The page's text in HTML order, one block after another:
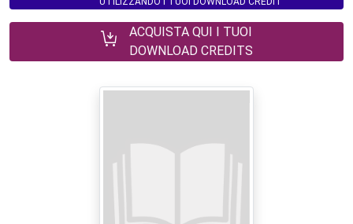
ACQUISTA QUI I TUOI
DOWNLOAD CREDITS